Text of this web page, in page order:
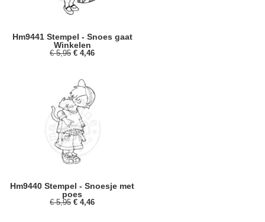
Hm9441 Stempel - Snoes gaat
Winkelen
€ 5,95 € 4,46
Hm9440 Stempel - Snoesje met
poes
€ 5,95 € 4,46